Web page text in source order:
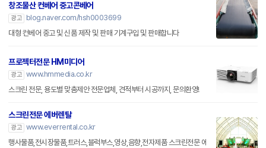
창조물산 컨베어 중고콘베어
광고
blog.naver.com/hsh0003699
대형 컨베어 중고 및 신품 제작 및 판매 기계구입 및 판매합니다
프로젝터전문 HM미디어
광고 www.hmmedia.co.kr
스크린 전문, 용도별 맞춤제안 전문업체, 견적부터 시공까지, 문의환영!
스크린전문 에버렌탈
광고 www.everrental.co.kr
행사물품,전시장물품,트러스,블럭부스,영상,음향,전자제품 스크린전문 에